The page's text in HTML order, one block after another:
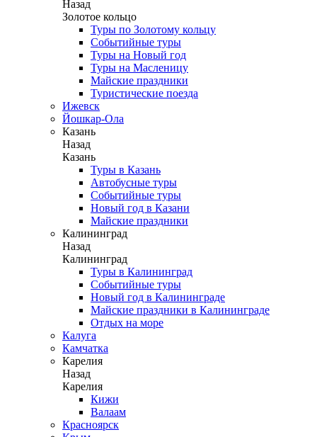
Назад
Золотое кольцо
Туры по Золотому кольцу
Событийные туры
Туры на Новый год
Туры на Масленицу
Майские праздники
Туристические поезда
Ижевск
Йошкар-Ола
Казань
Назад
Казань
Туры в Казань
Автобусные туры
Событийные туры
Новый год в Казани
Майские праздники
Калининград
Назад
Калининград
Туры в Калининград
Событийные туры
Новый год в Калининграде
Майские праздники в Калининграде
Отдых на море
Калуга
Камчатка
Карелия
Назад
Карелия
Кижи
Валаам
Красноярск